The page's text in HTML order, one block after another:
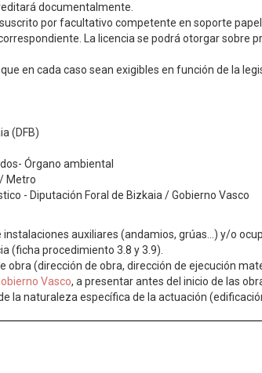
documentalmente.
por facultativo competente en soporte
La licencia se podrá otorgar sobre
en cada caso sean exigibles en función de la
(DFB)
Órgano ambiental
Metro
- Diputación Foral de Bizkaia / Gobierno Vasco
instalaciones auxiliares (andamios, grúas…) y/o
(ficha procedimiento 3.8 y 3.9).
(dirección de obra, dirección de ejecución
Vasco, a presentar antes del inicio de las
la naturaleza específica de la actuación